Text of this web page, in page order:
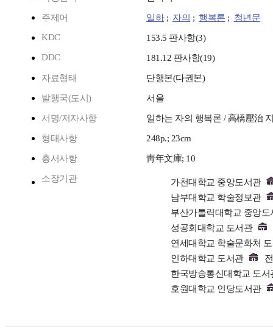
주제어 일하; 자의 ; 행복론 ; 청년문
KDC
153.5 판사항(3)
DDC
181.12 판사항(19)
자료형태 단행본(다권본)
발행국(도시) 서울
서명/저자사항 일하는 자의 행복론 / 高橋壓治
형태사항 248p.; 23cm
총서사항 靑年文庫; 10
소장기관
가천대학교 중앙도서관
남부대학교 학술정보관
부산가톨릭대학교 중앙
성공회대학교 도서관
연세대학교 학술문화처
인하대학교 도서관
한국방송통신대학교 도
호원대학교 인당도서관